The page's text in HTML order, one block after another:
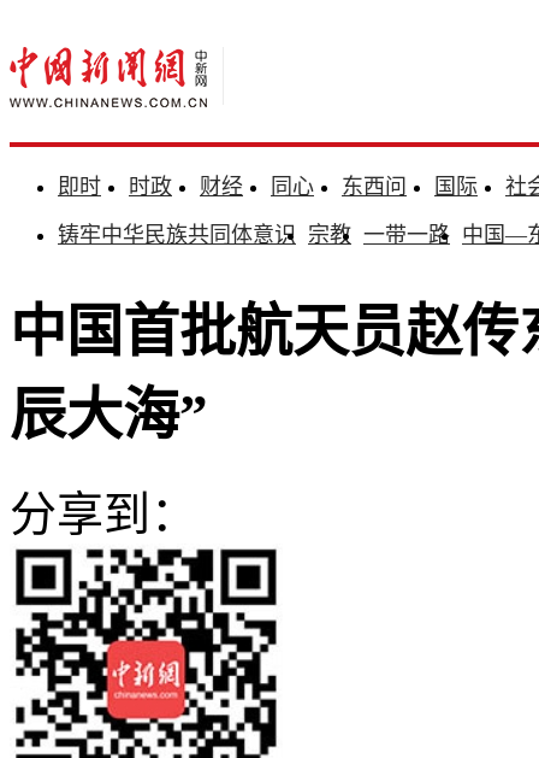
即时 时政 财经 同心 东西问 国际
社
铸牢中华民族共同体意识 宗教 一带一路 中国—
中国首批航天员赵
辰大海”
分享到：